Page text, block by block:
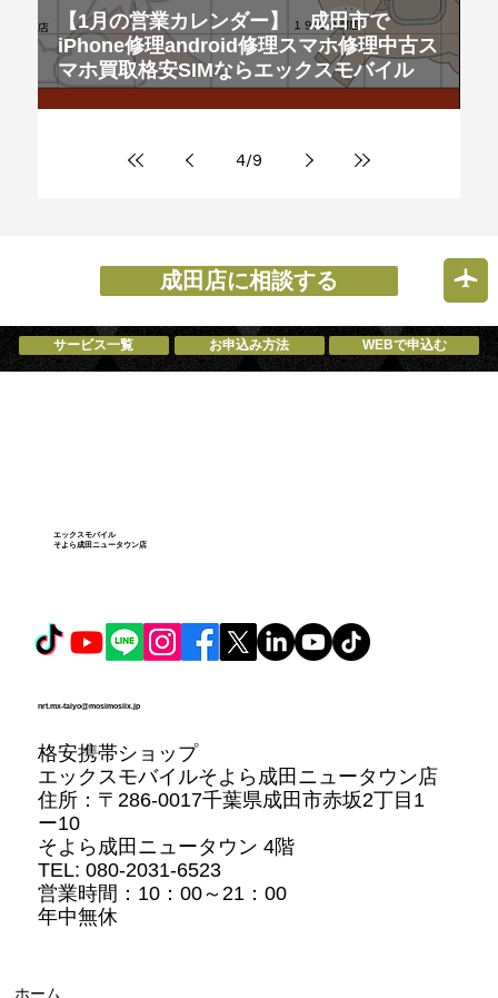
【1月の営業カレンダー】 成田市で
iPhone修理android修理スマホ修理中古ス
マホ買取格安SIMならエックスモバイル
4/9
成田店に相談する
サービス一覧 お申込み方法 WEBで申込む
エックスモバイル
そよら成田ニュータウン店
nrt.mx-taiyo@mosimosiix.jp
格安携帯ショップ
エックスモバイルそよら成田ニュータウン店
住所： 〒286-0017千葉県成田市赤坂2丁目1
ー10
そよら成田ニュータウン 4階
TEL: 080-2031-6523
営業時間：10：00～21：00
年中無休
ホーム